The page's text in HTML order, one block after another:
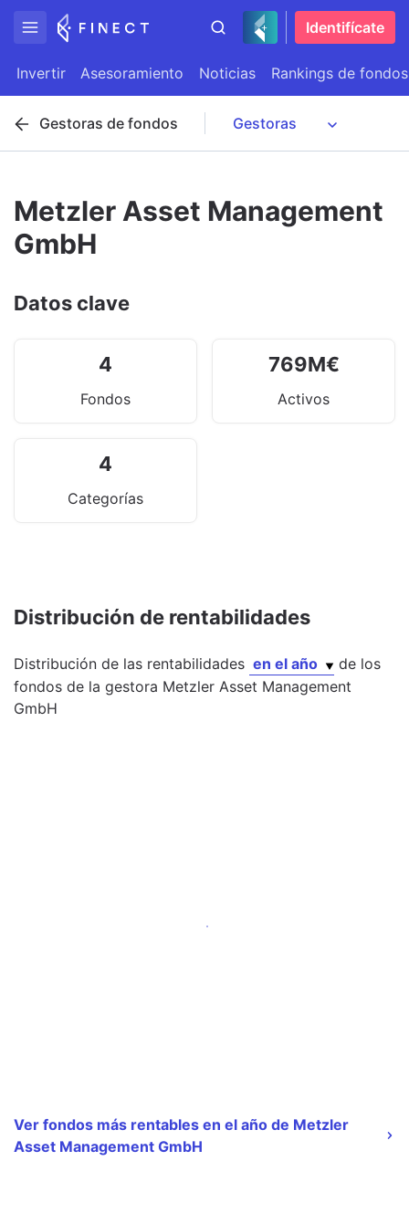
Identifícate
Invertir Asesoramiento Noticias Rankings de fondos
Gestoras de fondos
Metzler Asset Management
GmbH
Datos clave
4
Fondos
769M€
Activos
4
Categorías
Distribución de rentabilidades
Distribución de las rentabilidades en el año
de los
fondos de la gestora Metzler Asset Management
GmbH
Ver fondos más rentables en el año de Metzler
Asset Management GmbH